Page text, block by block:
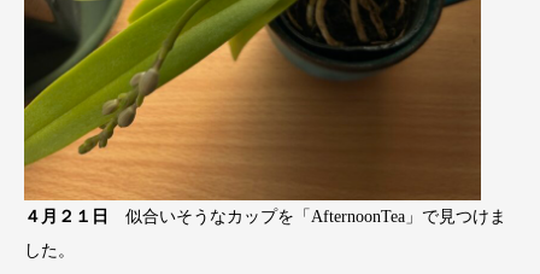
４月２１日
似合いそうなカップを「AfternoonTea」で見つけま
した。